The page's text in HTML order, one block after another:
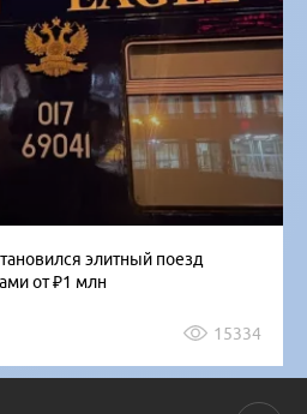
элитный поезд
от ₽1 млн
15334